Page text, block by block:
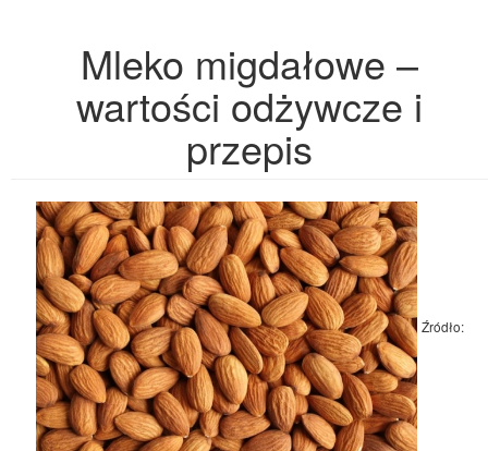
Mleko migdałowe –
wartości odżywcze i
przepis
Źródło: